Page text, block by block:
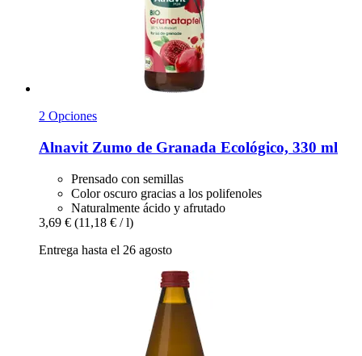
2 Opciones
Alnavit Zumo de Granada Ecológico, 330 ml
Prensado con semillas
Color oscuro gracias a los polifenoles
Naturalmente ácido y afrutado
3,69 € (11,18 € / l)
Entrega hasta el 26 agosto